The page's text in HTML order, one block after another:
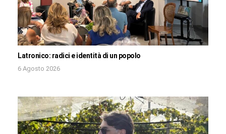
Latronico: radici e identità di un popolo
6 Agosto 2026